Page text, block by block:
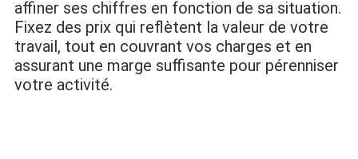
affiner ses chiffres en fonction de sa situation.
Fixez des prix qui reflètent la valeur de votre
travail, tout en couvrant vos charges et en
assurant une marge suffisante pour pérenniser
votre activité.